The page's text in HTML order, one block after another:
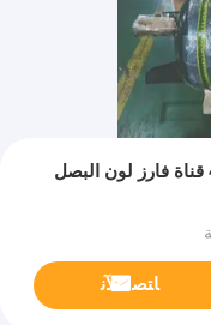
آلة فرز الخضروات ذات 7 المزالق ، 448 قناة فارز لون البصل
ﺎﺘﺼﻟ ﺍﻶﻧ